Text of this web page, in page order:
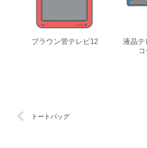
ブラウン管テレビ12
液晶テ
トートバッグ